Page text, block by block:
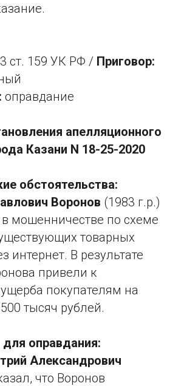
ст. 159 УК РФ / Приговор:
оправдание
апелляционного
Казани N 18-25-2020
обстоятельства:
Воронов (1983 г.р.)
мошенничестве по схеме
товарных
интернет. В результате
привели к
покупателям на
тысяч рублей.
оправдания:
Александрович
что Воронов